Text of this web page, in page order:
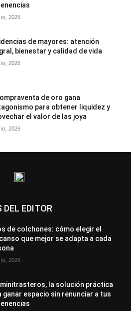
2026
de mayores: atención
bienestar y calidad de vida
2026
de oro gana
para obtener liquidez y
el valor de las joya
2026
DEL EDITOR
de colchones: cómo elegir el
que mejor se adapta a cada
2026
minitrasteros, la solución práctica
ganar espacio sin renunciar a tus